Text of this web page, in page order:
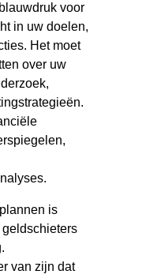
voor
in uw doelen,
Het moet
over uw
is
van zijn dat